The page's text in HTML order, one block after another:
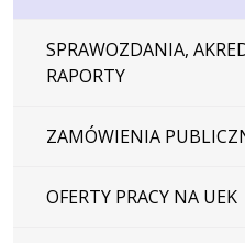
SPRAWOZDANIA,
RAPORTY
ZAMÓWIENIA
OFERTY PRACY NA UEK